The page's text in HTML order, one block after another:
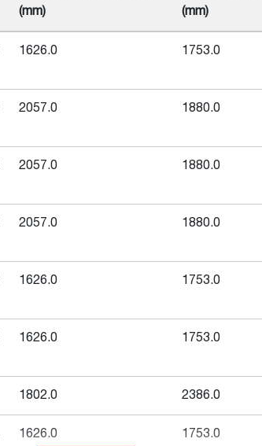
(mm)
(mm)
1626.0 1753.0
2057.0 1880.0
2057.0 1880.0
2057.0 1880.0
1626.0 1753.0
1626.0 1753.0
1802.0 2386.0
1626.0 1753.0